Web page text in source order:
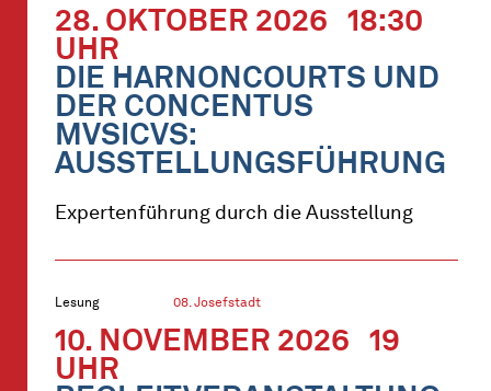
28. OKTOBER 2026 18:30
UHR
DIE HARNONCOURTS UND
DER CONCENTUS
MVSICVS:
AUSSTELLUNGSFÜHRUNG
Expertenführung durch die Ausstellung
Lesung 08. Josefstadt
10. NOVEMBER 2026 19
UHR